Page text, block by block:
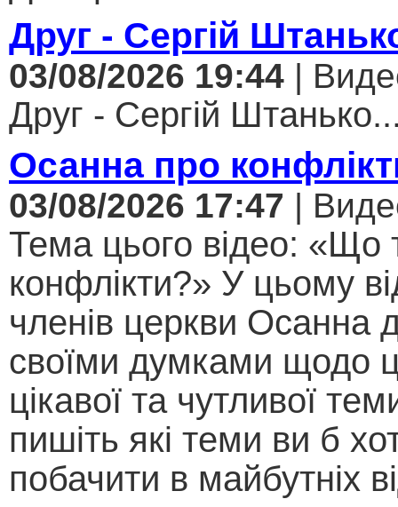
Друг - Сергій
03/08/2026 19:44 |
Друг - Сергій
Осанна про
03/08/2026 17:47 |
Тема цього відео: «Що
конфлікти?» У цьому
членів церкви Осанна
своїми думками щодо
цікавої та чутливої
пишіть які теми ви б
побачити в майбутніх